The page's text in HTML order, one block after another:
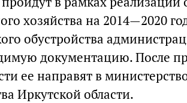
хозяйства на 2014—2020
обустройства
документацию. После
ее направят в
Иркутской области.